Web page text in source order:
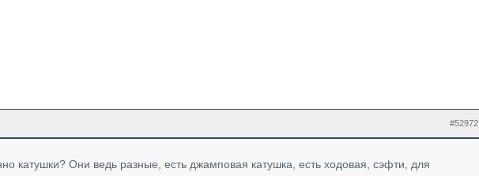
#52972
катушки? Они ведь разные, есть джамповая катушка, есть ходовая, сэфти, для